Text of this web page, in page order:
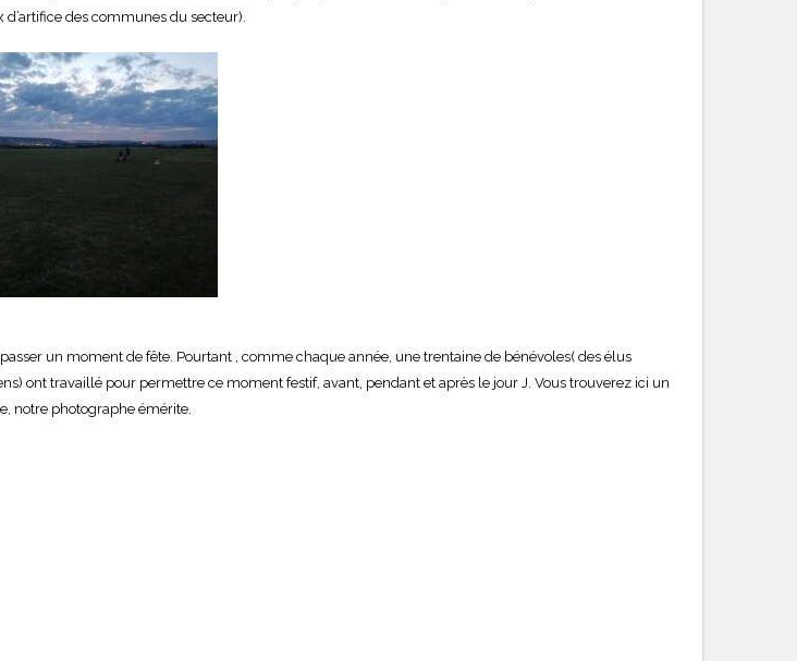
des communes du secteur).
un moment de fête. Pourtant , comme chaque année, une trentaine de bénévoles( des élus
ont travaillé pour permettre ce moment festif, avant, pendant et après le jour J. Vous trouverez ici un
notre photographe émérite.